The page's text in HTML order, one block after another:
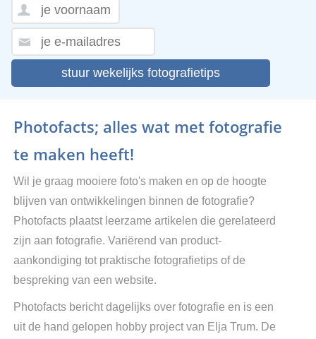
stuur wekelijks fotografietips
Photofacts; alles wat met fotografie
te maken heeft!
Wil je graag mooiere foto's maken en op de hoogte
blijven van ontwikkelingen binnen de fotografie?
Photofacts plaatst leerzame artikelen die gerelateerd
zijn aan fotografie. Variërend van product-
aankondiging tot praktische fotografietips of de
bespreking van een website.
Photofacts bericht dagelijks over fotografie en is een
uit de hand gelopen hobby project van Elja Trum. De